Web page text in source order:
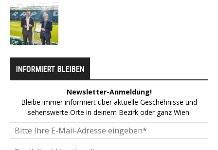
INFORMIERT BLEIBEN
Newsletter-Anmeldung!
Bleibe immer informiert über aktuelle Geschehnisse und
sehenswerte Orte in deinem Bezirk oder ganz Wien.